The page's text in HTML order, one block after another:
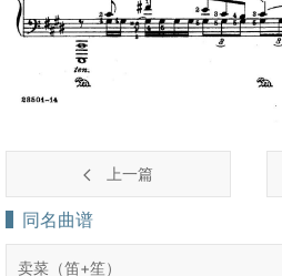
上一篇
同名曲谱
卖菜（笛+笙）